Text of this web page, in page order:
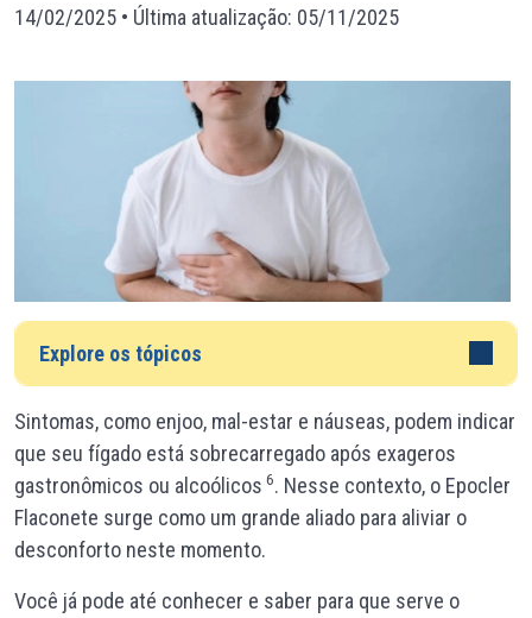
14/02/2025 • Última atualização: 05/11/2025
Explore os tópicos
Sintomas, como enjoo, mal-estar e náuseas, podem indicar
que seu fígado está sobrecarregado após exageros
gastronômicos ou alcoólicos 6. Nesse contexto, o Epocler
Flaconete surge como um grande aliado para aliviar o
desconforto neste momento.
Você já pode até conhecer e saber para que serve o